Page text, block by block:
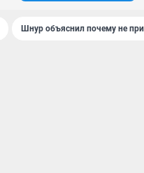
Шнур объяснил почему не